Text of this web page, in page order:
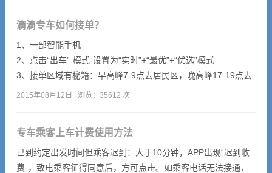
1、 加盟问题
<
滴滴专车如何接单？
1、一部智能手机
2、点击“出车”-模式-设置为“实时”+“最优”+“优选”模式
3、接单区域有秘籍：早高峰7-9点去居民区，晚高峰17-19点去
商务楼，平峰期在市区转
2015年08月12日 | 浏览：35612 次
专车乘客上车计费使用方法
已到约定出发时间但乘客迟到：大于10分钟，APP出现“迟到收
费”，致电乘客征得同意后，方可点击。如乘客电话无法接通，